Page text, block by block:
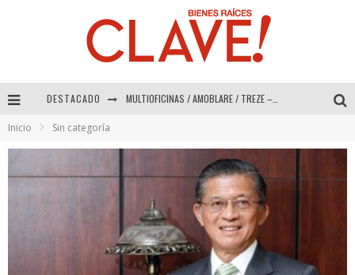
DESTACADO Abad Vergara Arquitectos – Especial Interiorismo & Decoración 2026
Inicio Sin categoría